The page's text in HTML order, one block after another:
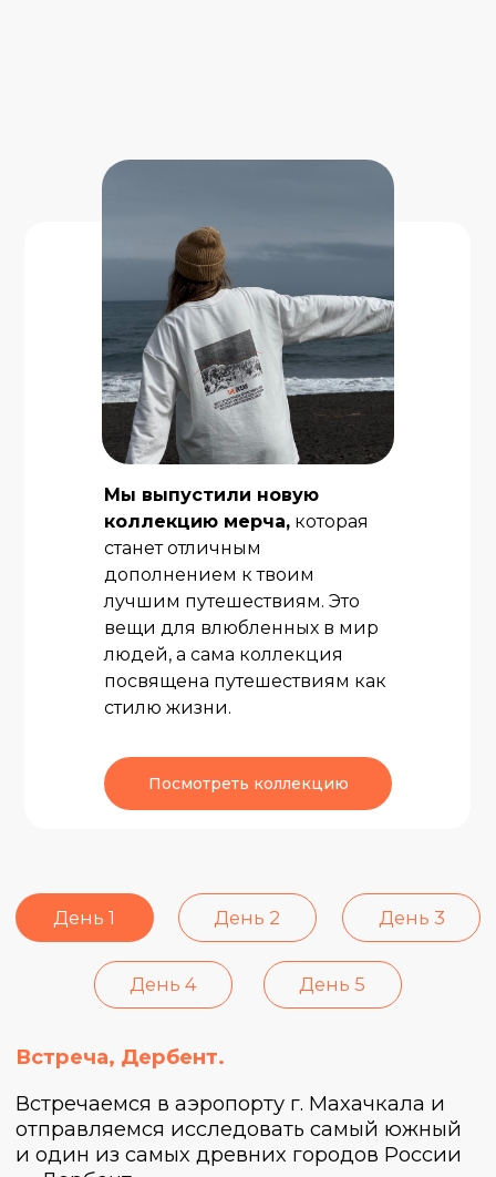
Мы выпустили новую
коллекцию мерча, которая
станет отличным
дополнением к твоим
лучшим путешествиям. Это
вещи для влюбленных в мир
людей, а сама коллекция
посвящена путешествиям как
стилю жизни.
Посмотреть коллекцию
Встречаемся в аэропорту г. Махачкала и
отправляемся исследовать самый южный
и один из самых древних городов России
По приезде отправимся на ужин,
познакомимся с местной кухней и
проникнемся гостеприимством
дагестанцев, затем заселимся в отель и
отправимся на прогулку по вечернему
Встреча, Дербент.
День 2 День 3
День 4 День 5
Дербент, Нарын-кала, горы.
День 1 День 2
День 4 День 5